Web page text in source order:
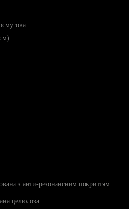
з анти-резонансним покриттям
целюлоза